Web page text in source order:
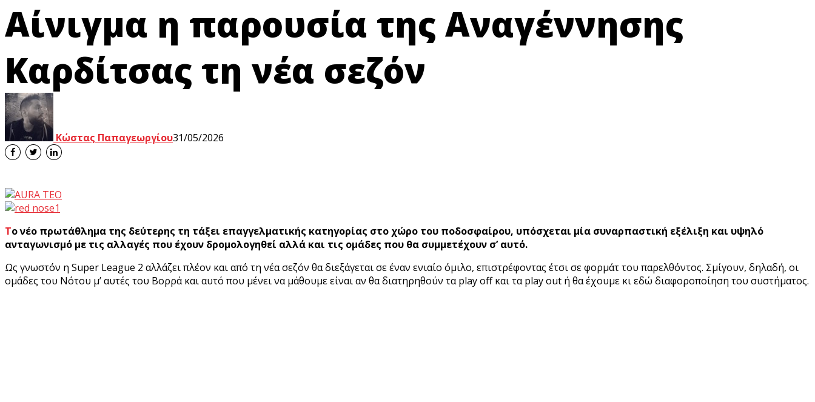
Αίνιγμα η παρουσία της Αναγέννησης
Καρδίτσας τη νέα σεζόν
Κώστας Παπαγεωργίου31/05/2026
Το νέο πρωτάθλημα της δεύτερης τη τάξει επαγγελματικής κατηγορίας στο χώρο του ποδοσφαίρου, υπόσχεται μία συναρπαστική εξέλιξη και υψηλό
ανταγωνισμό με τις αλλαγές που έχουν δρομολογηθεί αλλά και τις ομάδες που θα συμμετέχουν σ’ αυτό.
Ως γνωστόν η Super League 2 αλλάζει πλέον και από τη νέα σεζόν θα διεξάγεται σε έναν ενιαίο όμιλο, επιστρέφοντας έτσι σε φορμάτ του παρελθόντος. Σμίγουν, δηλαδή, οι
ομάδες του Νότου μ’ αυτές του Βορρά και αυτό που μένει να μάθουμε είναι αν θα διατηρηθούν τα play off και τα play out ή θα έχουμε κι εδώ διαφοροποίηση του συστήματος.